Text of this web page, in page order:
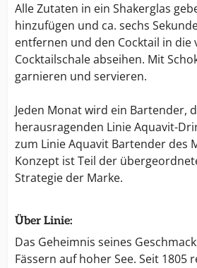
Alle Zutaten in ein Shakerglas
hinzufügen und ca. sechs
entfernen und den Cocktail in die
Cocktailschale abseihen. Mit
garnieren und servieren.
Jeden Monat wird ein Bartender,
herausragenden Linie Aquavit-
zum Linie Aquavit Bartender des
Konzept ist Teil der
Strategie der Marke.
Über Linie:
Das Geheimnis seines
Fässern auf hoher See. Seit 1805